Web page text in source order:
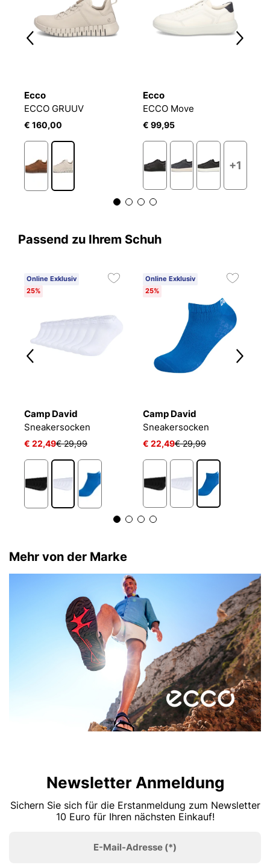
Ecco
ECCO GRUUV
€ 160,00
Ecco
ECCO Move
€ 99,95
+1
Passend zu Ihrem Schuh
Online Exklusiv
25%
Camp David
Sneakersocken
€ 22,49€ 29,99
Online Exklusiv
25%
Camp David
Sneakersocken
€ 22,49€ 29,99
Mehr von der Marke
Newsletter Anmeldung
Sichern Sie sich für die Erstanmeldung zum Newsletter
10 Euro für Ihren nächsten Einkauf!
E-Mail-Adresse (*)